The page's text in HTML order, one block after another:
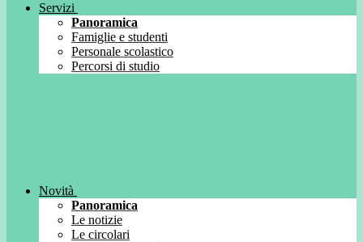
Servizi
Panoramica
Famiglie e studenti
Personale scolastico
Percorsi di studio
Novità
Panoramica
Le notizie
Le circolari